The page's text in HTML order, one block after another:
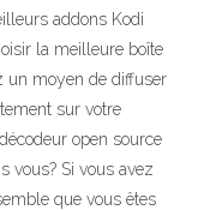
addons Kodi
la meilleure boîte
un moyen de diffuser
sur votre
open source
vous? Si vous avez
que vous êtes